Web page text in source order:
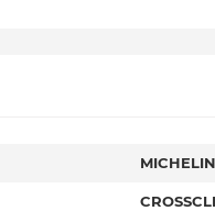
MICHELIN